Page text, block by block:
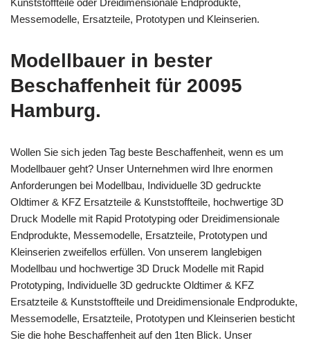
Kunststoffteile oder Dreidimensionale Endprodukte,
Messemodelle, Ersatzteile, Prototypen und Kleinserien.
Modellbauer in bester
Beschaffenheit für 20095
Hamburg.
Wollen Sie sich jeden Tag beste Beschaffenheit, wenn es um
Modellbauer geht? Unser Unternehmen wird Ihre enormen
Anforderungen bei Modellbau, Individuelle 3D gedruckte
Oldtimer & KFZ Ersatzteile & Kunststoffteile, hochwertige 3D
Druck Modelle mit Rapid Prototyping oder Dreidimensionale
Endprodukte, Messemodelle, Ersatzteile, Prototypen und
Kleinserien zweifellos erfüllen. Von unserem langlebigen
Modellbau und hochwertige 3D Druck Modelle mit Rapid
Prototyping, Individuelle 3D gedruckte Oldtimer & KFZ
Ersatzteile & Kunststoffteile und Dreidimensionale Endprodukte,
Messemodelle, Ersatzteile, Prototypen und Kleinserien besticht
Sie die hohe Beschaffenheit auf den 1ten Blick. Unser